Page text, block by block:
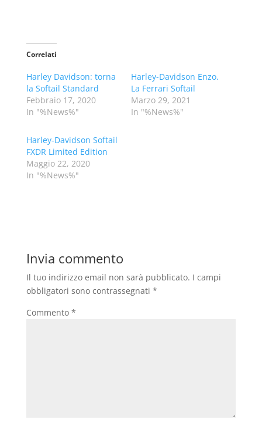
Correlati
Harley Davidson: torna
la Softail Standard
Febbraio 17, 2020
In "%News%"
Harley-Davidson Enzo.
La Ferrari Softail
Marzo 29, 2021
In "%News%"
Harley-Davidson Softail
FXDR Limited Edition
Maggio 22, 2020
In "%News%"
Invia commento
Il tuo indirizzo email non sarà pubblicato. I campi
obbligatori sono contrassegnati *
Commento *